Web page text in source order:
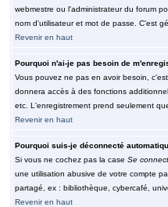
webmestre ou l'administrateur du forum
nom d'utilisateur et mot de passe. C'est
Revenir en haut
Pourquoi n'ai-je pas besoin de
Vous pouvez ne pas en avoir besoin,
donnera accès à des fonctions
etc. L'enregistrement prend seulement
Revenir en haut
Pourquoi suis-je déconnecté
Si vous ne cochez pas la case Se
une utilisation abusive de votre compte
partagé, ex : bibliothèque, cybercafé,
Revenir en haut